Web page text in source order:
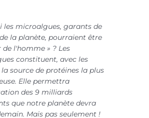
les microalgues, garants de
la planète, pourraient être
de l'homme » ? Les
constituent, avec les
la source de protéines la plus
Elle permettra
des 9 milliards
que notre planète devra
Mais pas seulement !